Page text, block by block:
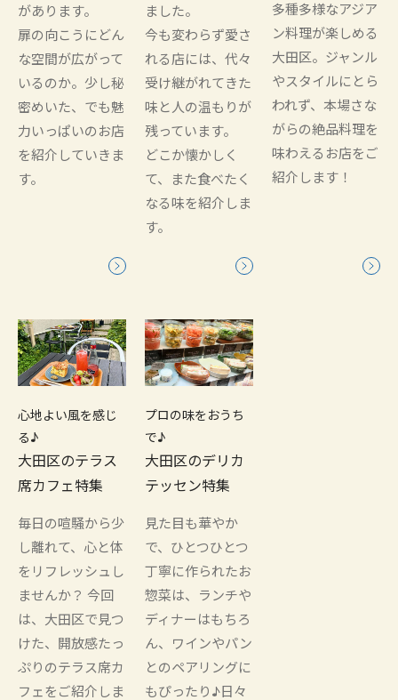
があります。
扉の向こうにどん
な空間が広がって
いるのか。少し秘
密めいた、でも魅
力いっぱいのお店
を紹介していきま
す。
ました。
今も変わらず愛さ
れる店には、代々
受け継がれてきた
味と人の温もりが
残っています。
どこか懐かしく
て、また食べたく
なる味を紹介しま
す。
多種多様なアジア
ン料理が楽しめる
大田区。ジャンル
やスタイルにとら
われず、本場さな
がらの絶品料理を
味わえるお店をご
紹介します！
心地よい風を感じ
る♪
大田区のテラス
席カフェ特集
毎日の喧騒から少
し離れて、心と体
をリフレッシュし
ませんか？ 今回
は、大田区で見つ
けた、開放感たっ
ぷりのテラス席カ
フェをご紹介しま
プロの味をおうち
で♪
大田区のデリカ
テッセン特集
見た目も華やか
で、ひとつひとつ
丁寧に作られたお
惣菜は、ランチや
ディナーはもちろ
ん、ワインやパン
とのペアリングに
もぴったり♪日々